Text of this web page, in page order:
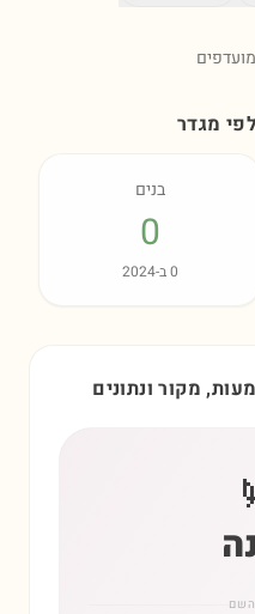
מגדר
בנים
0
0ב-2024
מקור ונתונים